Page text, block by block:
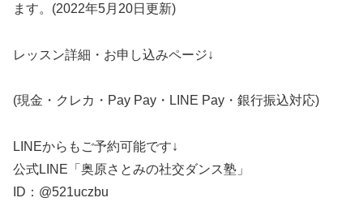
ます。(2022年5月20日更新)
レッスン詳細・お申し込みページ↓
(現金・クレカ・Pay Pay・LINE Pay・銀行振込対応)
LINEからもご予約可能です↓
公式LINE「奥原さとみの社交ダンス塾」
ID：@521uczbu